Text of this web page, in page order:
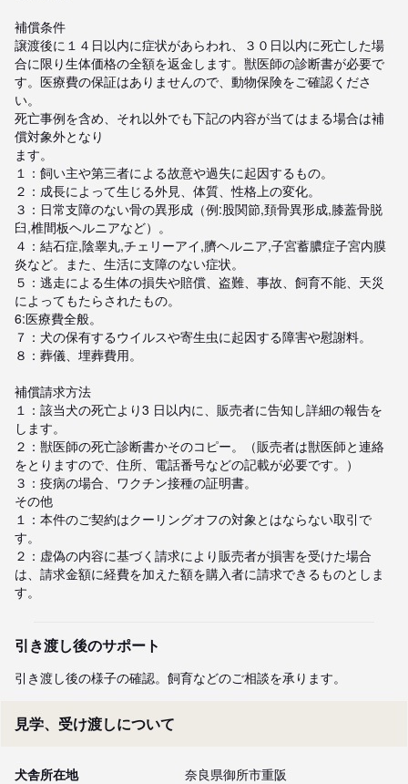
補償条件
譲渡後に１４日以内に症状があらわれ、３０日以内に死亡した場
合に限り生体価格の全額を返金します。獣医師の診断書が必要で
す。医療費の保証はありませんので、動物保険をご確認くださ
い。
死亡事例を含め、それ以外でも下記の内容が当てはまる場合は補
償対象外となり
ます。
１：飼い主や第三者による故意や過失に起因するもの。
２：成長によって生じる外見、体質、性格上の変化。
３：日常支障のない骨の異形成（例:股関節,頚骨異形成,膝蓋骨脱
臼,椎間板ヘルニアなど）。
４：結石症,陰睾丸,チェリーアイ,臍ヘルニア,子宮蓄膿症子宮内膜
炎など。また、生活に支障のない症状。
５：逃走による生体の損失や賠償、盗難、事故、飼育不能、天災
によってもたらされたもの。
6:医療費全般。
７：犬の保有するウイルスや寄生虫に起因する障害や慰謝料。
８：葬儀、埋葬費用。
補償請求方法
１：該当犬の死亡より3 日以内に、販売者に告知し詳細の報告を
します。
２：獣医師の死亡診断書かそのコピー。（販売者は獣医師と連絡
をとりますので、住所、電話番号などの記載が必要です。）
３：疫病の場合、ワクチン接種の証明書。
その他
１：本件のご契約はクーリングオフの対象とはならない取引で
す。
２：虚偽の内容に基づく請求により販売者が損害を受けた場合
は、請求金額に経費を加えた額を購入者に請求できるものとしま
す。
引き渡し後のサポート
引き渡し後の様子の確認。飼育などのご相談を承ります。
見学、受け渡しについて
犬舎所在地 奈良県御所市重阪